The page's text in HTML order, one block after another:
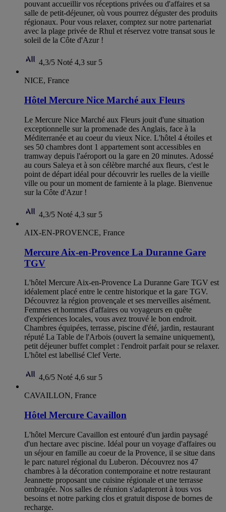
pouvant accueillir vos réceptions privées ou d'affaires et sa
salle de petit-déjeuner, où vous pourrez déguster des produits
régionaux. Pour vous relaxer, comptez sur notre partenariat
avec la plage privée de Rhul et réservez votre transat sous le
soleil de la Côte d'Azur !
4,3/5 Noté 4,3 sur 5
NICE, France
Hôtel Mercure Nice Marché aux Fleurs
Le Mercure Nice Marché aux Fleurs jouit d'une situation
exceptionnelle sur la promenade des Anglais, face à la
Méditerranée et au coeur du vieux Nice. L'hôtel 4 étoiles et
ses 50 chambres dont 1 appartement sont accessibles en
tramway depuis l'aéroport ou la gare en 20 minutes. Adossé
au cours Saleya et à son célèbre marché aux fleurs, c'est le
point de départ idéal pour découvrir les ruelles de la vieille
ville ou pour un moment de farniente à la plage. Bienvenue
sur la Côte d'Azur !
4,3/5 Noté 4,3 sur 5
AIX-EN-PROVENCE, France
Mercure Aix-en-Provence La Duranne Gare
TGV
L'hôtel Mercure Aix-en-Provence La Duranne Gare TGV est
idéalement placé entre le centre historique et la gare TGV.
Découvrez la région provençale et ses merveilles aisément.
Femmes et hommes d'affaires ou voyageurs en quête
d'expériences locales, vous avez trouvé le bon endroit.
Chambres équipées, terrasse, piscine d'été, jardin, restaurant
réputé La Table de l'Arbois (ouvert la semaine uniquement),
petit déjeuner buffet complet : l'endroit parfait pour se relaxer.
L'hôtel est labellisé Clef Verte.
4,6/5 Noté 4,6 sur 5
CAVAILLON, France
Hôtel Mercure Cavaillon
L'hôtel Mercure Cavaillon est entouré d'un jardin paysagé
d'un hectare avec piscine. Idéal pour un voyage d'affaires ou
un séjour en famille au coeur de la Provence, il se situe dans
le parc naturel régional du Luberon. Découvrez nos 47
chambres à la décoration contemporaine et notre restaurant
Jeannette proposant une cuisine régionale et une terrasse
ombragée. Nos salles de réunion s'adapteront à tous vos
besoins et notre parking clos et gratuit dispose de bornes de
recharge.